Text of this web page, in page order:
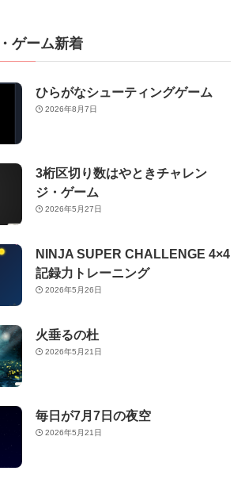
ゲーム新着
ひらがなシューティングゲーム
2026年8月7日
3桁区切り数はやときチャレン
ジ・ゲーム
2026年5月27日
NINJA SUPER CHALLENGE 4×4
記録力トレーニング
2026年5月26日
火垂るの杜
2026年5月21日
毎日が7月7日の夜空
2026年5月21日